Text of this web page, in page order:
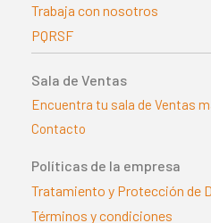
Trabaja con nosotros
PQRSF
Sala de Ventas
Encuentra tu sala de Ventas
Contacto
Políticas de la empresa
Tratamiento y Protección de
Términos y condiciones